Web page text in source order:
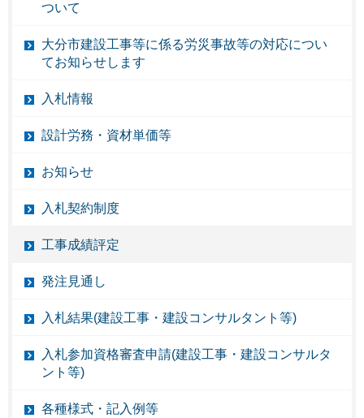
ついて
大分市建設工事等に係る労災事故等の対応につい
てお知らせします
入札情報
設計労務・資材単価等
お知らせ
入札契約制度
工事成績評定
発注見通し
入札結果(建設工事・建設コンサルタント等)
入札参加資格審査申請(建設工事・建設コンサルタ
ント等)
各種様式・記入例等